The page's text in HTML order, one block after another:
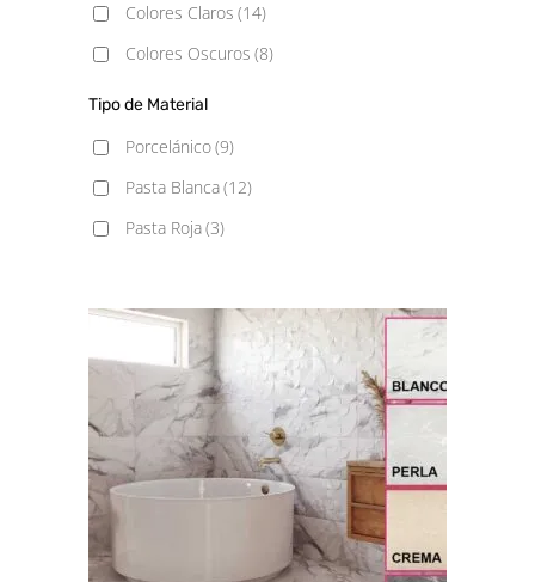
60x60 - 20mm
60x90 - 20mm
60x120 (8)
75x75 (4)
100x100(4)
120x120
(2)
Colores Claros (14)
Colores Oscuros (8)
Tipo de Material
Porcelánico(9)
Pasta Blanca(12)
Pasta Roja(3)